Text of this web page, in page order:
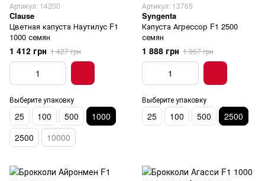
Артикул: 14200
Clause
Цветная капуста Наутилус F1
1000 семян
1 412 грн 1 427 грн
Выберите упаковку
25 100 500
1000
2500
10000
Артикул: 13765
Syngenta
Капуста Агрессор F1 2500
семян
1 888 грн 1 967 грн
Выберите упаковку
25 100 500 2500